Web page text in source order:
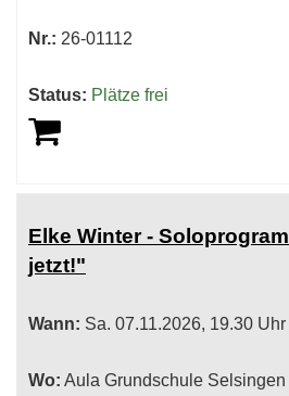
Nr.: 26-01112
Status: Plätze frei
Elke Winter -
jetzt!"
Wann: Sa. 07.11.2026, 19.30 Uhr
Wo: Aula Grundschule Selsingen